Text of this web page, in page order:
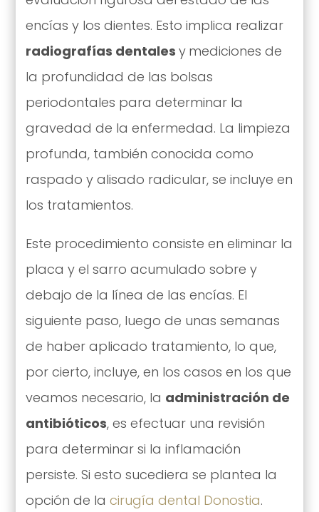
encías y los dientes. Esto implica realizar
radiografías dentales y mediciones de
la profundidad de las bolsas
periodontales para determinar la
gravedad de la enfermedad. La limpieza
profunda, también conocida como
raspado y alisado radicular, se incluye en
los tratamientos.
Este procedimiento consiste en eliminar la
placa y el sarro acumulado sobre y
debajo de la línea de las encías. El
siguiente paso, luego de unas semanas
de haber aplicado tratamiento, lo que,
por cierto, incluye, en los casos en los que
veamos necesario, la administración de
antibióticos, es efectuar una revisión
para determinar si la inflamación
persiste. Si esto sucediera se plantea la
opción de la cirugía dental Donostia.